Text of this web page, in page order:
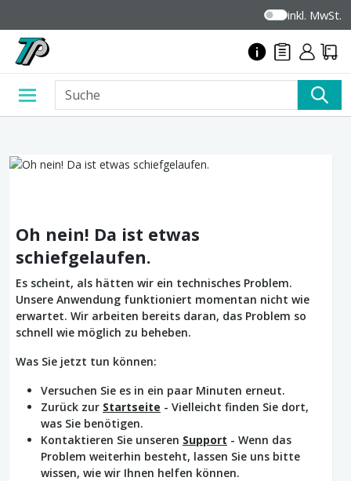
inkl. MwSt.
Oh nein! Da ist etwas
schiefgelaufen.
Es scheint, als hätten wir ein technisches Problem.
Unsere Anwendung funktioniert momentan nicht wie
erwartet. Wir arbeiten bereits daran, das Problem so
schnell wie möglich zu beheben.
Was Sie jetzt tun können:
Versuchen Sie es in ein paar Minuten erneut.
Zurück zur Startseite - Vielleicht finden Sie dort,
was Sie benötigen.
Kontaktieren Sie unseren Support - Wenn das
Problem weiterhin besteht, lassen Sie uns bitte
wissen, wie wir Ihnen helfen können.